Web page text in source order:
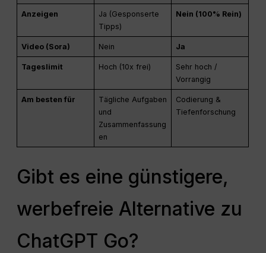
Anzeigen
Ja (Gesponserte
Tipps)
Nein (100% Rein)
Video (Sora) Nein Ja
Tageslimit Hoch (10x frei)
Sehr hoch /
Vorrangig
Am besten für
Tägliche Aufgaben
und
Zusammenfassung
en
Codierung &
Tiefenforschung
Gibt es eine günstigere,
werbefreie Alternative zu
ChatGPT Go?